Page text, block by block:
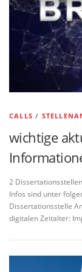
CALLS /
wichtige
2
Infos sind unter
Dissertationsstelle
digitalen Zeitalter: